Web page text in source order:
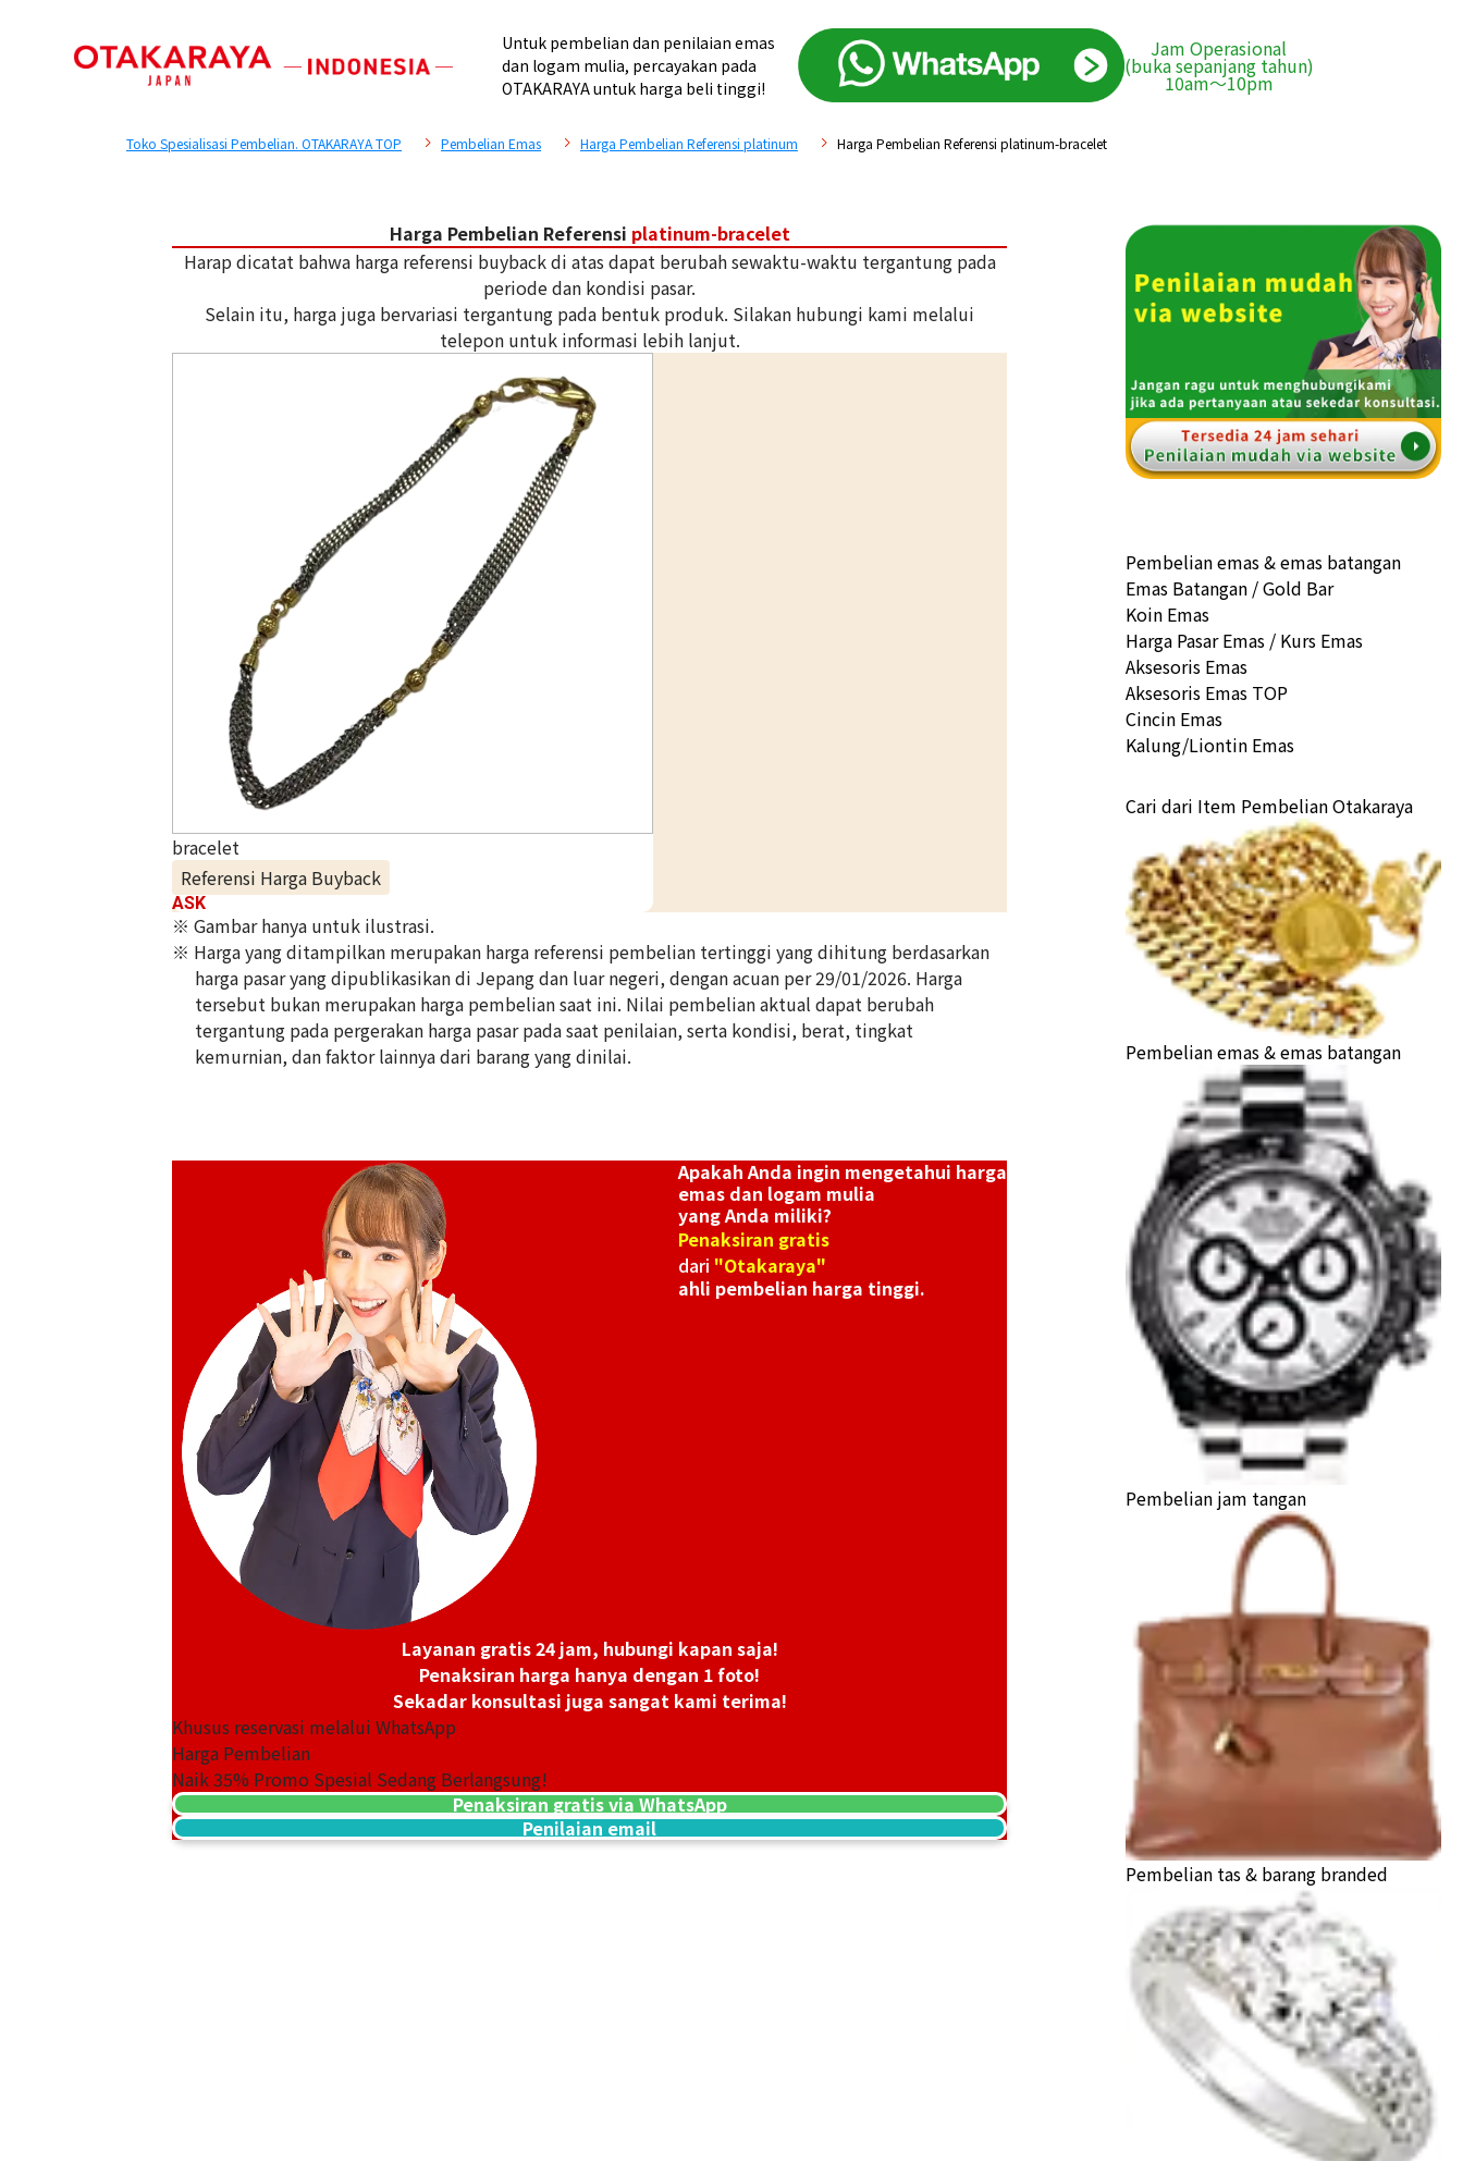
Untuk pembelian dan penilaian emas
dan logam mulia, percayakan pada
OTAKARAYA untuk harga beli tinggi!
Jam Operasional
(buka sepanjang tahun)
10am〜10pm
Toko Spesialisasi Pembelian. OTAKARAYA TOP Pembelian Emas Harga Pembelian Referensi platinum Harga Pembelian Referensi platinum-bracelet
Harga Pembelian Referensi platinum-bracelet
Harap dicatat bahwa harga referensi buyback di atas dapat berubah sewaktu-waktu tergantung pada
periode dan kondisi pasar.
Selain itu, harga juga bervariasi tergantung pada bentuk produk. Silakan hubungi kami melalui
telepon untuk informasi lebih lanjut.
bracelet
Referensi Harga Buyback
ASK
※ Gambar hanya untuk ilustrasi.
※ Harga yang ditampilkan merupakan harga referensi pembelian tertinggi yang dihitung berdasarkan
harga pasar yang dipublikasikan di Jepang dan luar negeri, dengan acuan per 29/01/2026. Harga
tersebut bukan merupakan harga pembelian saat ini. Nilai pembelian aktual dapat berubah
tergantung pada pergerakan harga pasar pada saat penilaian, serta kondisi, berat, tingkat
kemurnian, dan faktor lainnya dari barang yang dinilai.
Apakah Anda ingin mengetahui harga
emas dan logam mulia
yang Anda miliki?
Penaksiran gratis
dari "Otakaraya"
ahli pembelian harga tinggi.
Layanan gratis 24 jam, hubungi kapan saja!
Penaksiran harga hanya dengan 1 foto!
Sekadar konsultasi juga sangat kami terima!
Khusus reservasi melalui WhatsApp
Harga Pembelian
Naik35% Promo Spesial Sedang Berlangsung!
Penaksiran gratis via WhatsApp
Penilaian email
Pembelian emas & emas batangan
Emas Batangan / Gold Bar
Koin Emas
Harga Pasar Emas / Kurs Emas
Aksesoris Emas
Aksesoris Emas TOP
Cincin Emas
Kalung/Liontin Emas
Cari dari Item Pembelian Otakaraya
Pembelian emas & emas batangan
Pembelian jam tangan
Pembelian tas & barang branded